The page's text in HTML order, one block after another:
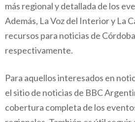
más regional y detallada de los
Además, La Voz del Interior y La
recursos para noticias de
respectivamente.
Para aquellos interesados en
el sitio de noticias de BBC
cobertura completa de los